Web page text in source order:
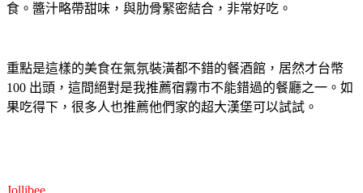
食。醬汁略帶甜味，與肋骨緊密結合，非常好吃。
重點是這樣的美食在氣氛裝潢都不錯的餐酒館，居然才台幣
100 出頭，這間絕對是我推薦宿霧市不能錯過的餐廳之一。如
果吃得下，很多人也推薦他們家的超大漢堡可以試試。
Jollibee